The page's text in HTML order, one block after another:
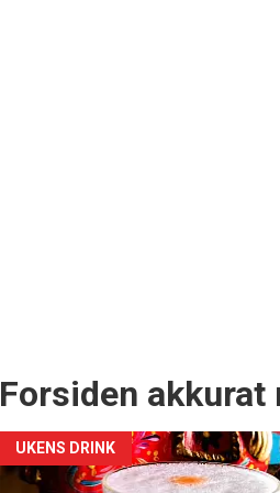
Forsiden akkurat
UKENS DRINK